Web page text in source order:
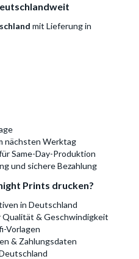
mit Lieferung in
nächsten Werktag
Same-Day-Produktion
und sichere Bezahlung
Prints drucken?
in Deutschland
& Geschwindigkeit
Vorlagen
& Zahlungsdaten